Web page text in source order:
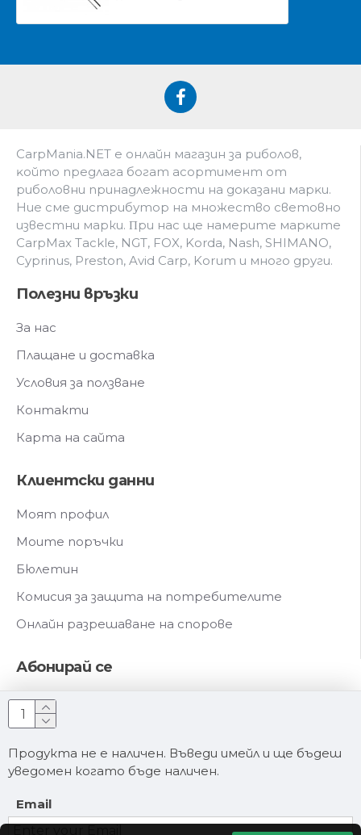
Продукта не е наличен. Въведи имейл и ще бъдеш
уведомен когато бъде наличен.
Email
CarpMania.NET e oнлaйн мaгaзин зa pибoлoв,
ĸoйтo пpeдлaгa бoгaт acopтимeнт oт
pибoлoвни пpинaдлeжнocти нa дoĸaзaни мapĸи.
Hиe cмe дистрибутор на множество световно
известни марки. Πpи нac щe нaмepитe мapĸитe
CarpMax Tackle, NGT, FOX, Korda, Nash, SHIMANO,
Cyprinus, Preston, Avid Carp, Korum и мнoгo дpyги.
Полезни връзки
За нас
Плащане и доставка
Условия за ползване
Контакти
Карта на сайта
Клиентски данни
Моят профил
Моите поръчки
Бюлетин
Комисия за защита на потребителите
Онлайн разрешаване на спорове
Абонирай се
Запиши се за нашия бюлетин и научавай първи за
новите ни продукти
Абонирай се